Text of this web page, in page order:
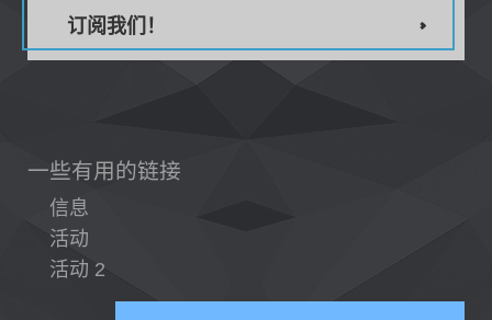
订阅我们！
一些有用的链接
信息
活动
活动 2